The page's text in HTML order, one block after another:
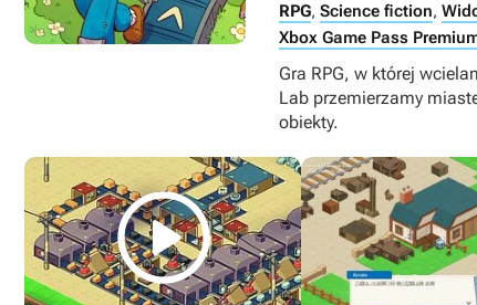
RPG, Science fiction,
Xbox Game Pass
Gra RPG, w której
Lab przemierzamy
obiekty.
